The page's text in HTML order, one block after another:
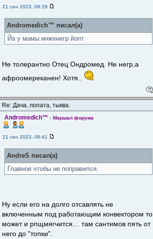
21 сен 2023, 08:28
Andromedich™ писал(а)
Йа у мамы инженегр йопт
Не толерантно Отец Ондромед. Не негр,а
афроомереканен! Хотя..
Re: Дача, лопата, тыква.
Andromedich™ - Маршал форума
21 сен 2023, 08:41
AndreS писал(а)
Главное чтобы не поправился.
Ну если его на долго отсавлять не
включенным под работающим конвектором то
может и рпщмягчится… там сантимов пять от
него до "топки".